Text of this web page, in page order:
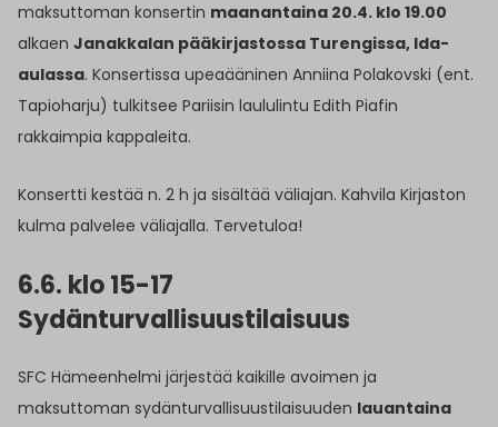
maksuttoman konsertin maanantaina 20.4. klo 19.00
alkaen Janakkalan pääkirjastossa Turengissa, Ida-
aulassa. Konsertissa upeaääninen Anniina Polakovski (ent.
Tapioharju) tulkitsee Pariisin laululintu Edith Piafin
rakkaimpia kappaleita.
Konsertti kestää n. 2 h ja sisältää väliajan. Kahvila Kirjaston
kulma palvelee väliajalla. Tervetuloa!
6.6. klo 15-17
Sydänturvallisuustilaisuus
SFC Hämeenhelmi järjestää kaikille avoimen ja
maksuttoman sydänturvallisuustilaisuuden lauantaina